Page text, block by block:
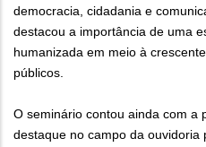
democracia, cidadania e
destacou a importância de uma
humanizada em meio à
públicos.
O seminário contou ainda com a
destaque no campo da ouvidoria